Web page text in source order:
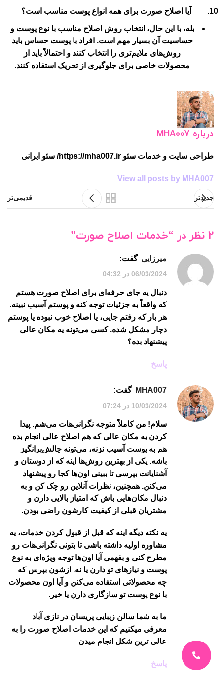
آیا اصلاح صورت برای همه انواع پوست مناسب است؟
بله، با این حال، انتخاب روش اصلاح مناسب با نوع پوست و
حساسیت آن بسیار مهم است. افراد با پوست حساس باید
روش‌های ملایم‌تری را انتخاب کنند و احتمالاً باید از
محصولات خاصی برای جلوگیری از تحریک استفاده کنند.
درباره MHA007
طراحی سایت و خدمات سئو https://mha007.ir/ سئو ایرانی
View all posts by MHA007
جدیدتر قدیمی‌تر
2 نظر در “ خدمات اصلاح صورت”
میرزایی گفت:
06/03/2024 در 04:32
دنبال یه جای حرفه‌ای برای اصلاح صورت هستم
که واقعاً به جزئیات توجه کنه و پوستم آسیب نبینه.
هر بار که رفتم جایی، یا اصلاح خوب نبوده یا پوستم
دچار مشکل شده. کسی می‌تونه یه مکان عالی
پیشنهاد بده؟
پاسخ
MHA007 گفت:
10/03/2024 در 07:24
سلام! من کاملاً متوجه نگرانی‌هات می‌شم. پیدا
کردن یه مکان عالی که هم اصلاح عالی انجام بده
هم به پوست آسیب نزنه، می‌تونه چالش‌برانگیز
باشه. یکی از بهترین روش‌ها اینه که از دوستان و
آشنایانت بپرسی تا ببینی اون‌ها کجا رو پیشنهاد
می‌کنن. همچنین، نظرات آنلاین رو چک کن و به
دنبال مکان‌هایی باش که امتیاز بالایی دارن و
مشتریان قبلی از کیفیت کارشون راضی بودن.
یه نکته دیگه اینه که قبل از قبول کردن خدمات، یه
مشاوره اولیه داشته باشی تا بتونی نگرانی‌هات رو
مطرح کنی و بفهمی آیا اون‌ها توجه ویژه‌ای به نوع
پوست و نیازهای تو دارن یا نه. ازشون بپرس که
چه محصولاتی استفاده می‌کنن و آیا اون محصولات
با نوع پوست تو سازگاری دارن یا خیر.
ما به شما سالن زیبایی پریسان در نازی آباد
معرفی میکنیم که این خدمات اصلاح صورت را به
عالی ترین شکل انجام میدن
پاسخ